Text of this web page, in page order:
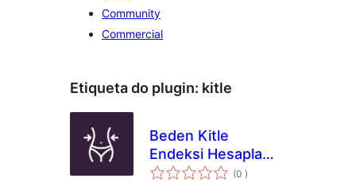
Community
Commercial
Etiqueta do plugin: kitle
Beden Kitle
Endeksi Hesaplama
Aracı Eklentisi
(0 classificações
)